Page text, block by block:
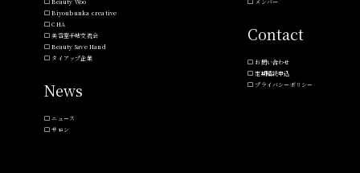
Biyoubunka creative
CHA
美容室手帖交流会
Beauty Save Hand
タイアップ企業
News
ニュース
サロン
Contact
お問い合わせ
定期購読申込
プライバシーポリシー